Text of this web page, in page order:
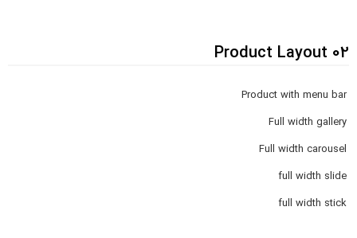
Product Layout 02
Product with menu bar
Full width gallery
Full width carousel
full width slide
full width stick